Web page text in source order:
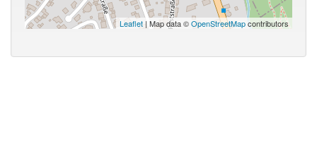
Leaflet | Map data ©OpenStreetMapcontributors